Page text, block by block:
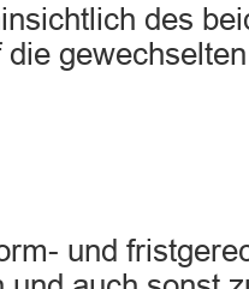
des
die
und